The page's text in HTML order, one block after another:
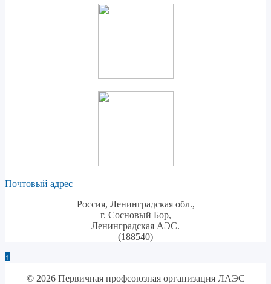
Почтовый адрес
Россия, Ленинградская обл.,
г. Сосновый Бор,
Ленинградская АЭС.
(188540)
↑
© 2026 Первичная профсоюзная организация ЛАЭС